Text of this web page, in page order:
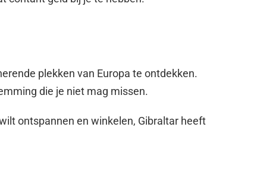
plekken van Europa te ontdekken.
die je niet mag missen.
ontspannen en winkelen, Gibraltar heeft